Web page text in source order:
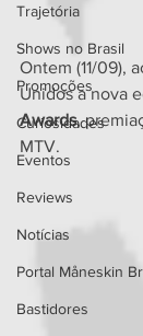
Trajetória
Shows no Brasil
Promoções
Curiosidades
Eventos
Reviews
Notícias
Portal Måneskin
Bastidores
Ontem (11/09),
Unidos a nova
Awards,
MTV.